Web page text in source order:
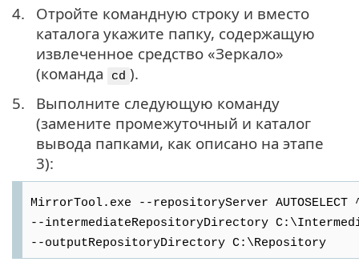
4.
Отройте командную строку и вместо
каталога укажите папку, содержащую
извлеченное средство «Зеркало»
(команда
cd ).
5.
Выполните следующую команду
(замените промежуточный и каталог
вывода папками, как описано на этапе
3):
MirrorTool.exe --repositoryServer AUTOSELECT
--intermediateRepositoryDirectory
--outputRepositoryDirectory C:\Repository